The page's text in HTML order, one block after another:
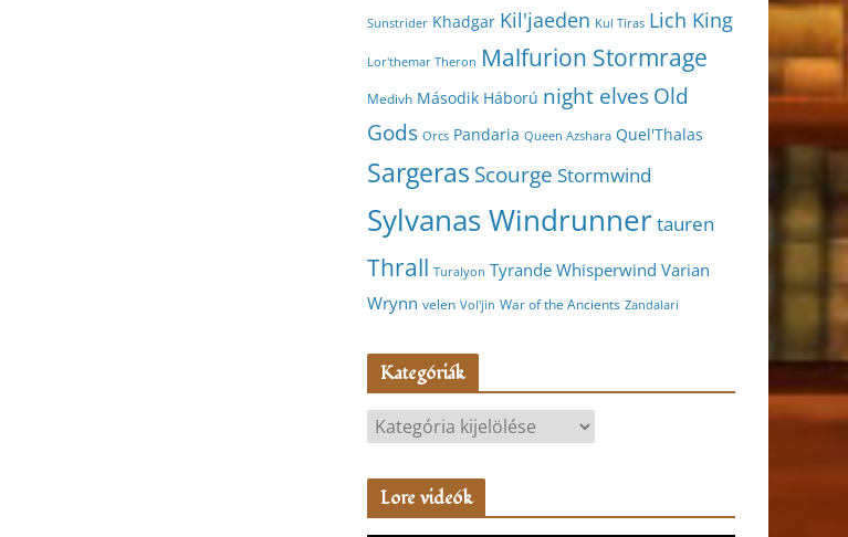
Sunstrider Khadgar Kil'jaeden Kul Tiras Lich King
Lor'themar Theron Malfurion Stormrage
Medivh Második Háború night elvesOld
Gods Orcs Pandaria Queen Azshara Quel'Thalas
Sargeras Scourge Stormwind
Sylvanas Windrunnertauren
Thrall Turalyon Tyrande Whisperwind Varian
Wrynn velen Vol'jin War of the Ancients Zandalari
Kategóriák
a
t
g
Lore videók